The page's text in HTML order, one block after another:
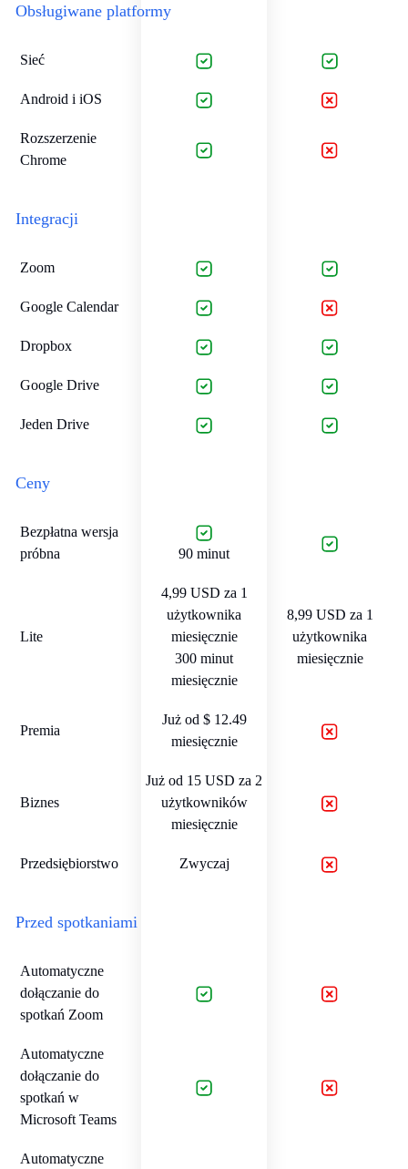
Obsługiwane platformy
Sieć
Android i iOS
Rozszerzenie
Chrome
Integracji
Zoom
Google Calendar
Dropbox
Google Drive
Jeden Drive
Ceny
Bezpłatna wersja
próbna
90 minut
Lite
4,99 USD za 1
użytkownika
miesięcznie
300 minut
miesięcznie
8,99 USD za 1
użytkownika
miesięcznie
Premia
Już od $ 12.49
miesięcznie
Biznes
Już od 15 USD za 2
użytkowników
miesięcznie
Przedsiębiorstwo Zwyczaj
Przed spotkaniami
Automatyczne
dołączanie do
spotkań Zoom
Automatyczne
dołączanie do
spotkań w
Microsoft Teams
Automatyczne